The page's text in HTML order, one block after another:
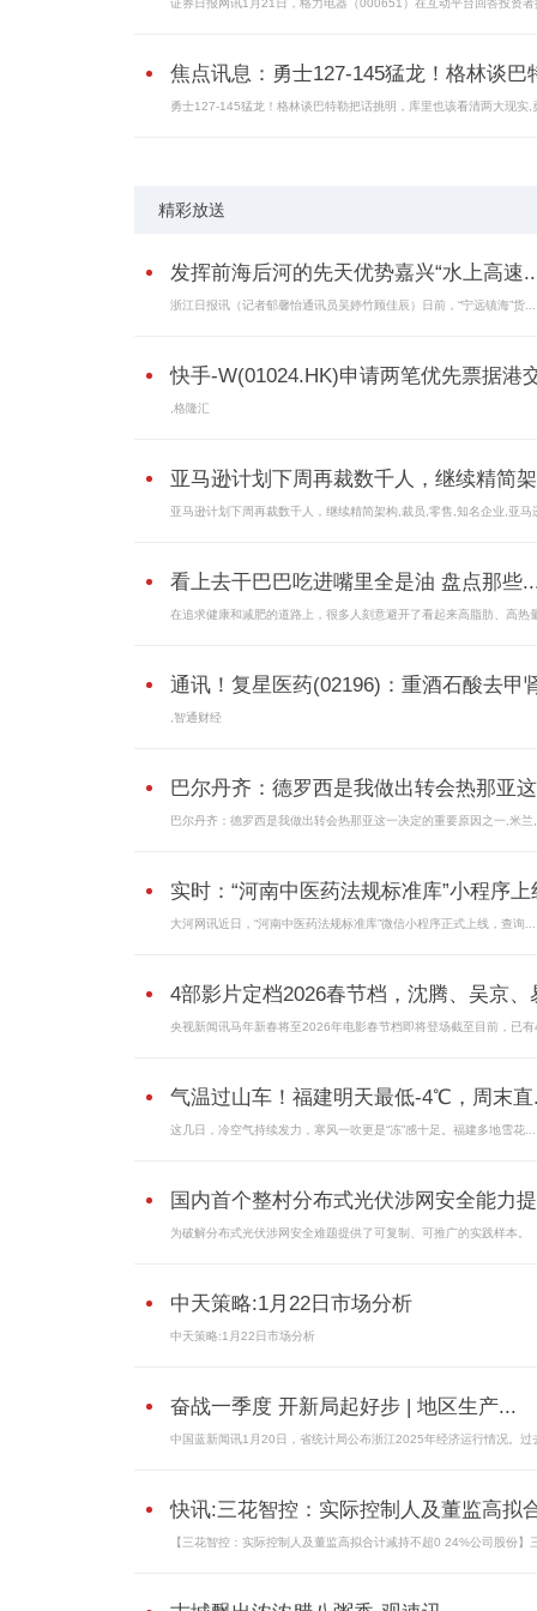
证券日报网讯1月21日，格力电器（000651）在互动平台回答投资者
焦点讯息：勇士127-145猛龙！格林谈巴
勇士127-145猛龙！格林谈巴特勒把话挑明，库里也该看清两大现实,
精彩放送
发挥前海后河的先天优势嘉兴“水上高速
浙江日报讯（记者郁馨怡通讯员吴婷竹顾佳辰）日前，“宁远镇海”货...
快手-W(01024.HK)申请两笔优先票据港
,格隆汇
亚马逊计划下周再裁数千人，继续精简
亚马逊计划下周再裁数千人，继续精简架构,裁员,零售,知名企业,亚马
看上去干巴巴吃进嘴里全是油 盘点那些
在追求健康和减肥的道路上，很多人刻意避开了看起来高脂肪、高热
通讯！复星医药(02196)：重酒石酸去甲
,智通财经
巴尔丹齐：德罗西是我做出转会热那亚
巴尔丹齐：德罗西是我做出转会热那亚这一决定的重要原因之一,米兰
实时：“河南中医药法规标准库”小程序上
大河网讯近日，“河南中医药法规标准库”微信小程序正式上线，查询...
4部影片定档2026春节档，沈腾、吴京、
央视新闻讯马年新春将至2026年电影春节档即将登场截至目前，已
气温过山车！福建明天最低-4℃，周末直
这几日，冷空气持续发力，寒风一吹更是“冻”感十足。福建多地雪花...
国内首个整村分布式光伏涉网安全能力
为破解分布式光伏涉网安全难题提供了可复制、可推广的实践样本。
中天策略:1月22日市场分析
中天策略:1月22日市场分析
奋战一季度 开新局起好步 | 地区生产...
中国蓝新闻讯1月20日，省统计局公布浙江2025年经济运行情况。过
快讯:三花智控：实际控制人及董监高拟
【三花智控：实际控制人及董监高拟合计减持不超0 24%公司股份】